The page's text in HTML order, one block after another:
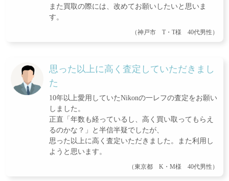
また買取の際には、改めてお願いしたいと思いま
す。
（神戸市 T・T様 40代男性）
思った以上に高く査定していただきまし
た
10年以上愛用していたNikonの一レフの査定をお願い
しました。
正直「年数も経っているし、高く買い取ってもらえ
るのかな？」と半信半疑でしたが、
思った以上に高く査定いただきました。また利用し
ようと思います。
（東京都 K・M様 40代男性）